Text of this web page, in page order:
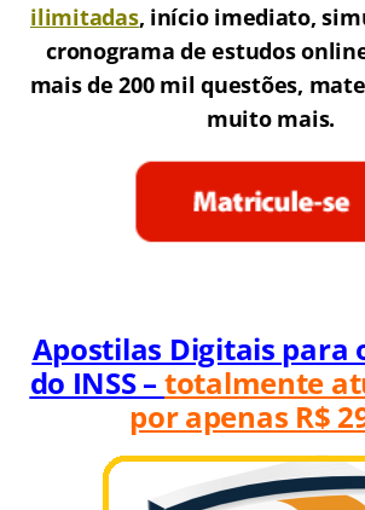
ilimitadas, início imediato,
cronograma de estudos
mais de 200 mil questões,
muito mais.
Apostilas Digitais para
do INSS – totalmente
por apenas R$